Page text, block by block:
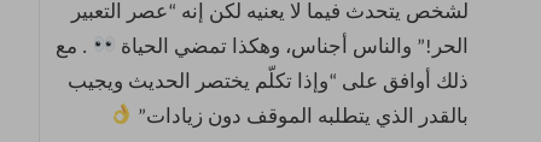
لشخص يتحدث فيما لا يعنيه لكن إنه “عصر التعبير
الحر!” والناس أجناس، وهكذا تمضي الحياة
. مع
ذلك أوافق على “وإذا تكلّم يختصر الحديث ويجيب
بالقدر الذي يتطلبه الموقف دون زيادات”